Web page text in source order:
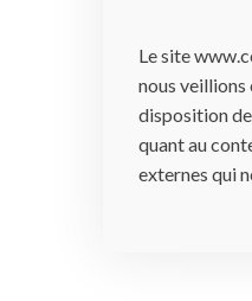
Le site
nous veillions
disposition
quant au
externes qui